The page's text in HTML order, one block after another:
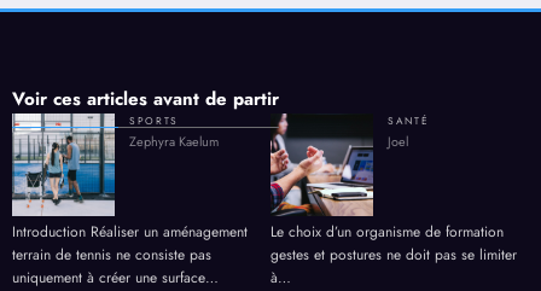
Voir ces articles avant de partir
SPORTS
Zephyra Kaelum
Introduction Réaliser un aménagement
terrain de tennis ne consiste pas
uniquement à créer une surface…
SANTÉ
Joel
Le choix d’un organisme de formation
gestes et postures ne doit pas se limiter
à…